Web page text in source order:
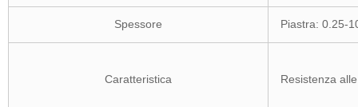
Spessore Piastra: 0.25-
Caratteristica Resistenza